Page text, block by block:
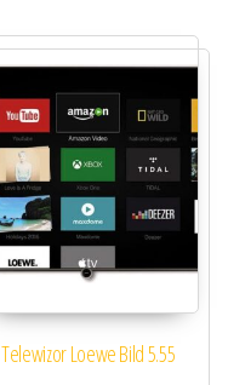
Telewizor Loewe Bild 5.55